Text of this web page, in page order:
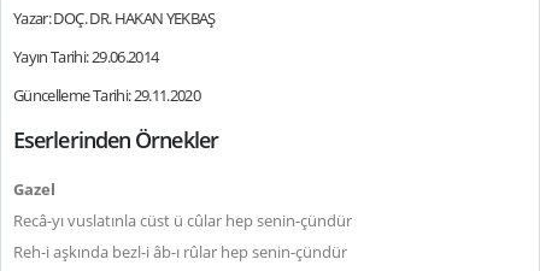
Yazar: DOÇ. DR. HAKAN YEKBAŞ
Yayın Tarihi: 29.06.2014
Güncelleme Tarihi: 29.11.2020
Eserlerinden Örnekler
Gazel
Recâ-yı vuslatınla cüst ü cûlar hep senin-çündür
Reh-i aşkında bezl-i âb-ı rûlar hep senin-çündür